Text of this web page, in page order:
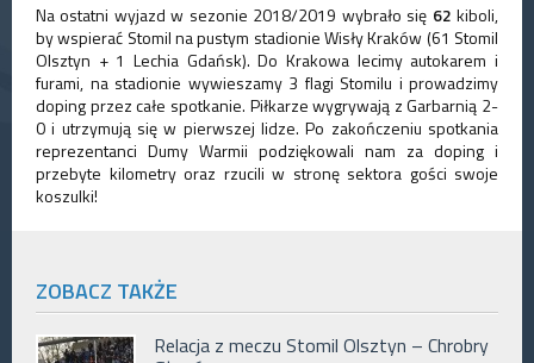
Na ostatni wyjazd w sezonie 2018/2019 wybrało się 62 kiboli,
by wspierać Stomil na pustym stadionie Wisły Kraków (61 Stomil
Olsztyn + 1 Lechia Gdańsk). Do Krakowa lecimy autokarem i
furami, na stadionie wywieszamy 3 flagi Stomilu i prowadzimy
doping przez całe spotkanie. Piłkarze wygrywają z Garbarnią 2-
0 i utrzymują się w pierwszej lidze. Po zakończeniu spotkania
reprezentanci Dumy Warmii podziękowali nam za doping i
przebyte kilometry oraz rzucili w stronę sektora gości swoje
koszulki!
ZOBACZ TAKŻE
Relacja z meczu Stomil Olsztyn – Chrobry